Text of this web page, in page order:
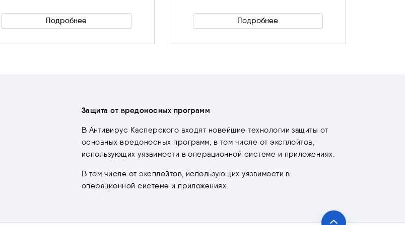
Подробнее
Скрыть Подробнее
Скрыть
Защита от вредоносных программ
В Антивирус Касперского входят новейшие технологии защиты от
основных вредоносных программ, в том числе от эксплойтов,
использующих уязвимости в операционной системе и приложениях.
В том числе от эксплойтов, использующих уязвимости в
операционной системе и приложениях.